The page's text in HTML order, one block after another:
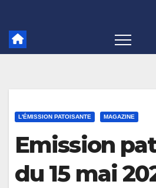
L'ÉMISSION PATOISANTE MAGAZINE
Emission
du 15 mai